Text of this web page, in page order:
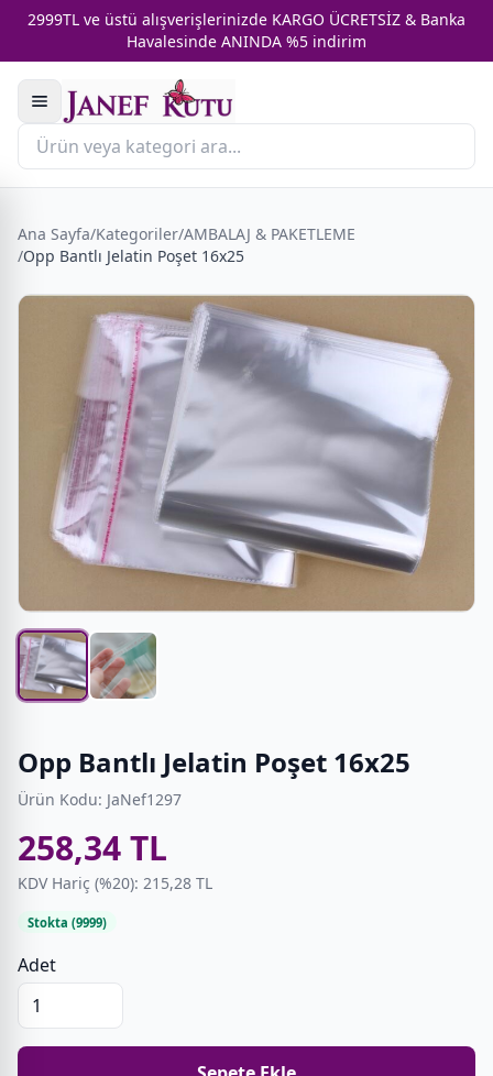
2999TL ve üstü alışverişlerinizde KARGO ÜCRETSİZ & Banka
Havalesinde ANINDA %5 indirim
Ana Sayfa/Kategoriler/AMBALAJ & PAKETLEME
/Opp Bantlı Jelatin Poşet 16x25
Opp Bantlı Jelatin Poşet 16x25
Ürün Kodu: JaNef1297
258,34 TL
KDV Hariç (%20): 215,28 TL
Stokta (9999)
Adet